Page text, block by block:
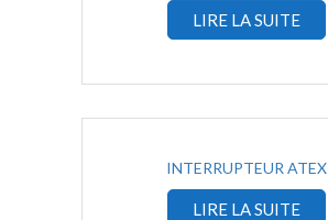
LIRE LA SUITE
INTERRUPTEUR ATEX
LIRE LA SUITE